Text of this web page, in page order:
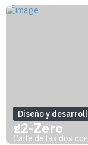
Diseño y
g2-Zero
Calle de las dos